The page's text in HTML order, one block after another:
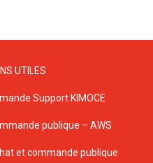
UTILES
Support KIMOCE
publique – AWS
et commande publique